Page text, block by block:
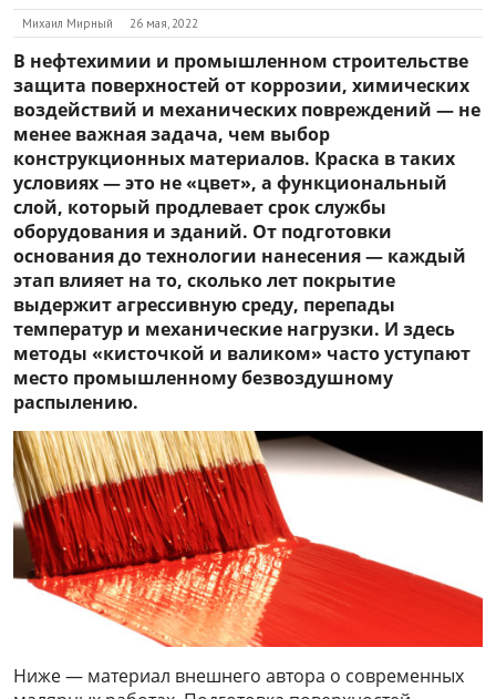
Михаил Мирный 26 мая, 2022
В нефтехимии и промышленном строительстве
защита поверхностей от коррозии, химических
воздействий и механических повреждений — не
менее важная задача, чем выбор
конструкционных материалов. Краска в таких
условиях — это не «цвет», а функциональный
слой, который продлевает срок службы
оборудования и зданий. От подготовки
основания до технологии нанесения — каждый
этап влияет на то, сколько лет покрытие
выдержит агрессивную среду, перепады
температур и механические нагрузки. И здесь
методы «кисточкой и валиком» часто уступают
место промышленному безвоздушному
распылению.
Ниже — материал внешнего автора о современных